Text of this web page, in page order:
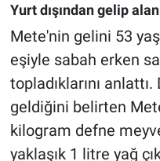
Yurt dışından gelip
Mete'nin gelini 53
eşiyle sabah erken
topladıklarını
geldiğini belirten
kilogram defne
yaklaşık 1 litre yağ